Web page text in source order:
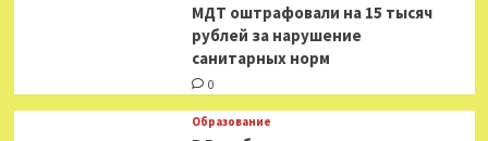
МДТ оштрафовали на 15 тысяч
рублей за нарушение
санитарных норм
0
Образование